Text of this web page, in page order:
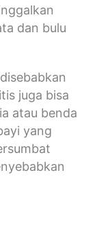
dan bulu
juga bisa
atau benda
yang